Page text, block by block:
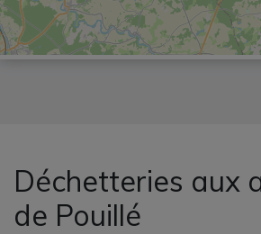
Déchetteries aux
de Pouillé